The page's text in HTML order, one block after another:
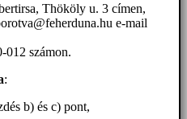
Thököly u. 3 címen,
e-mail
012 számon.
:
b) és c) pont,